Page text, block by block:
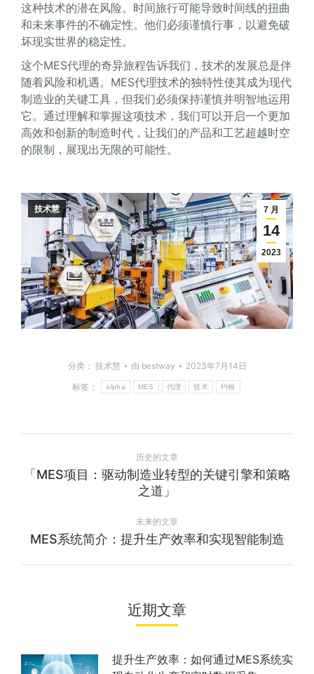
这种技术的潜在风险。时间旅行可能导致时间线的扭曲
和未来事件的不确定性。他们必须谨慎行事，以避免破
坏现实世界的稳定性。
这个MES代理的奇异旅程告诉我们，技术的发展总是伴
随着风险和机遇。MES代理技术的独特性使其成为现代
制造业的关键工具，但我们必须保持谨慎并明智地运用
它。通过理解和掌握这项技术，我们可以开启一个更加
高效和创新的制造时代，让我们的产品和工艺超越时空
的限制，展现出无限的可能性。
7 月
14
2023
技术慧
分类： 技术慧 由 bestway
2023年7月14日
标签：
alpha MES 代理 技术 约翰
历史的文章
「MES项目：驱动制造业转型的关键引擎和策略
之道」
未来的文章
MES系统简介：提升生产效率和实现智能制造
近期文章
提升生产效率：如何通过MES系统实